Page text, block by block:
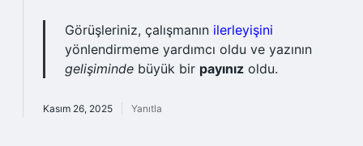
Görüşleriniz, çalışmanın ilerleyişini
yönlendirmeme yardımcı oldu ve yazının
gelişiminde büyük bir payınız oldu.
Kasım 26, 2025 Yanıtla